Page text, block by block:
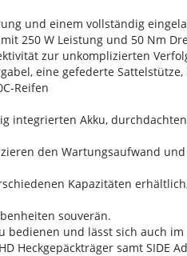
und einem vollständig
250 W Leistung und 50 Nm
zur unkomplizierten
eine gefederte
Reifen
integrierten Akku,
den Wartungsaufwand
Kapazitäten
souverän.
und lässt sich auch im
Heckgepäckträger samt SIDE